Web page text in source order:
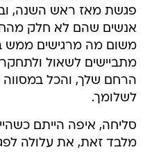
פגשת מאז ראש השנה,
אנשים שהם לא חלק
משום מה מרגישים ממש
מתביישים לשאול
הרחם שלך, והכל
לשלומך.
סליחה, איפה הייתם
מלבד זאת, את עלולה